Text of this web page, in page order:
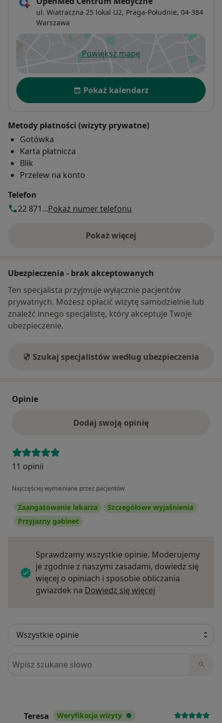
ul. Wiatraczna 25 lokal U2, Praga-Południe, 04-384
Warszawa
Powiększ mapęotwiera się w nowej karcie
Dostępność
Pokaż kalendarz
Metody płatności (wizyty prywatne)
Gotówka
Karta płatnicza
Blik
Przelew na konto
Telefon
22 871...Pokaż numer telefonu
Pokaż więcej
o adresie
Ubezpieczenia - brak akceptowanych
Ten specjalista przyjmuje wyłącznie pacjentów
prywatnych. Możesz opłacić wizytę samodzielnie lub
znaleźć innego specjalistę, który akceptuje Twoje
ubezpieczenie.
Szukaj specjalistów według ubezpieczenia
Opinie
Dodaj swoją opinię
11 opinii
Najczęściej wymieniane przez pacjentów
Zaangażowanie lekarza
Szczegółowe wyjaśnienia
Przyjazny gabinet
Sprawdzamy wszystkie opinie. Moderujemy
je zgodnie z naszymi zasadami, dowiedz się
więcej o opiniach i sposobie obliczania
gwiazdek na Dowiedz się więcej
Szukaj w opiniach
Teresa Weryfikacja wizyty